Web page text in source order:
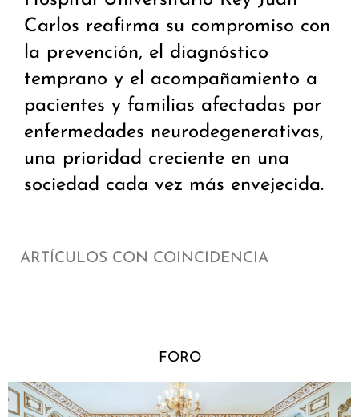
Carlos reafirma su compromiso con
la prevención, el diagnóstico
temprano y el acompañamiento a
pacientes y familias afectadas por
enfermedades neurodegenerativas,
una prioridad creciente en una
sociedad cada vez más envejecida.
ARTÍCULOS CON COINCIDENCIA
FORO